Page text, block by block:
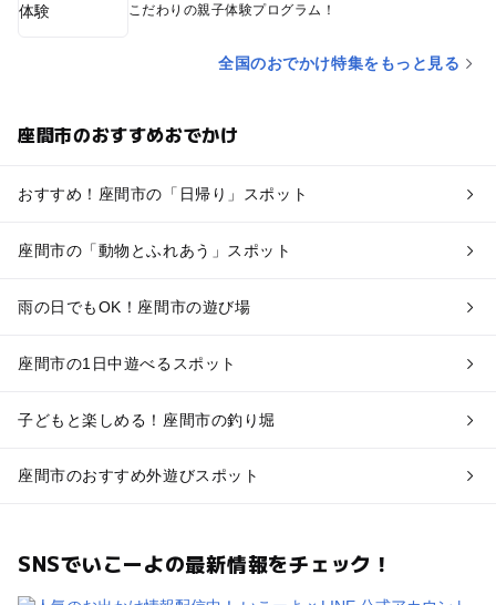
こだわりの親子体験プログラム！
全国のおでかけ特集をもっと見る
座間市のおすすめおでかけ
おすすめ！座間市の「日帰り」スポット
座間市の「動物とふれあう」スポット
雨の日でもOK！座間市の遊び場
座間市の1日中遊べるスポット
子どもと楽しめる！座間市の釣り堀
座間市のおすすめ外遊びスポット
SNSでいこーよの最新情報をチェック！